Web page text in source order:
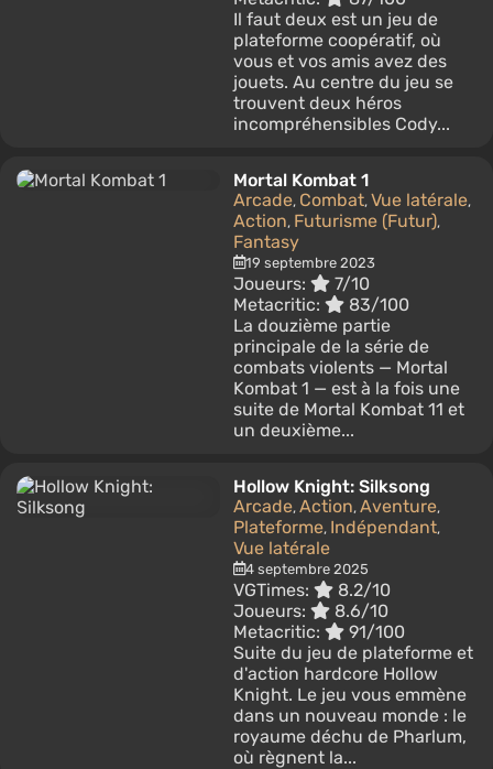
Il faut deux est un jeu de
plateforme coopératif, où
vous et vos amis avez des
jouets. Au centre du jeu se
trouvent deux héros
incompréhensibles Cody...
Mortal Kombat 1
Arcade, Combat, Vue latérale,
Action, Futurisme (Futur),
Fantasy
19 septembre 2023
Joueurs:
7/10
Metacritic:
83/100
La douzième partie
principale de la série de
combats violents — Mortal
Kombat 1 — est à la fois une
suite de Mortal Kombat 11 et
un deuxième...
Hollow Knight: Silksong
Arcade, Action, Aventure,
Plateforme, Indépendant,
Vue latérale
4 septembre 2025
VGTimes:
8.2/10
Joueurs:
8.6/10
Metacritic:
91/100
Suite du jeu de plateforme et
d'action hardcore Hollow
Knight. Le jeu vous emmène
dans un nouveau monde : le
royaume déchu de Pharlum,
où règnent la...